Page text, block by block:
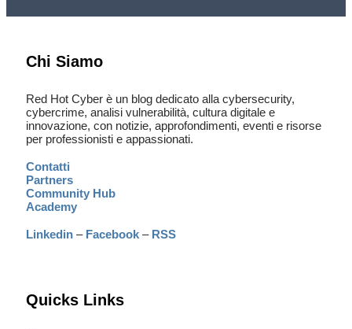
Chi Siamo
Red Hot Cyber è un blog dedicato alla cybersecurity,
cybercrime, analisi vulnerabilità, cultura digitale e
innovazione, con notizie, approfondimenti, eventi e risorse
per professionisti e appassionati.
Contatti
Partners
Community Hub
Academy
Linkedin – Facebook – RSS
Quicks Links